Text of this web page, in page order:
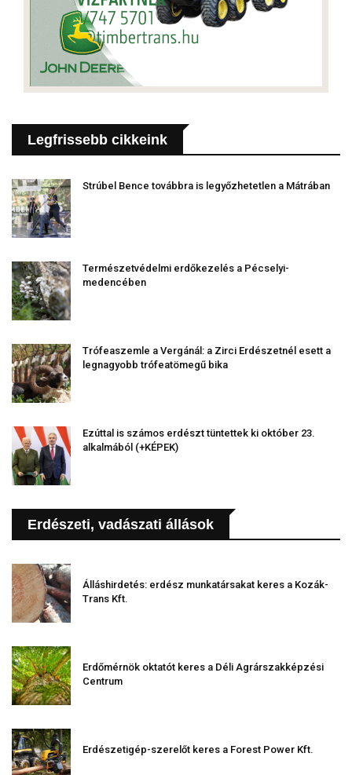
Legfrissebb cikkeink
Strúbel Bence továbbra is legyőzhetetlen a Mátrában
Természetvédelmi erdőkezelés a Pécselyi-
medencében
Trófeaszemle a Vergánál: a Zirci Erdészetnél esett a
legnagyobb trófeatömegű bika
Ezúttal is számos erdészt tüntettek ki október 23.
alkalmából (+KÉPEK)
Erdészeti, vadászati állások
Álláshirdetés: erdész munkatársakat keres a Kozák-
Trans Kft.
Erdőmérnök oktatót keres a Déli Agrárszakképzési
Centrum
Erdészetigép-szerelőt keres a Forest Power Kft.